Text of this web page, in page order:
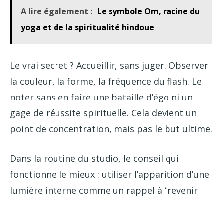
A lire également : Le symbole Om, racine du
yoga et de la spiritualité hindoue
Le vrai secret ? Accueillir, sans juger. Observer
la couleur, la forme, la fréquence du flash. Le
noter sans en faire une bataille d’égo ni un
gage de réussite spirituelle. Cela devient un
point de concentration, mais pas le but ultime.
Dans la routine du studio, le conseil qui
fonctionne le mieux : utiliser l’apparition d’une
lumière interne comme un rappel à “revenir